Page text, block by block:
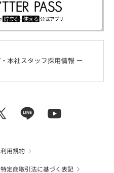
利用規約
特定商取引法に基づく表記